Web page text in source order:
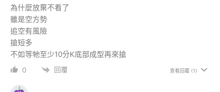
為什麼放棄不看了
雖是空方勢
追空有風險
搶短多
不如等牠至少10分K底部成型再來搶
0 回覆 查看回覆 (1)